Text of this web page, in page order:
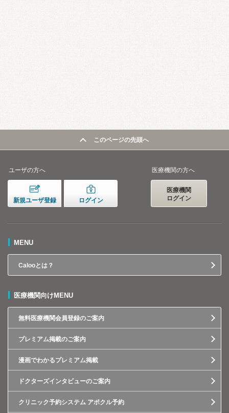
このページの先頭へ
ユーザの方へ
新規ユーザ登録 ログイン
医療機関の方へ
医療機関
ログイン
MENU
Calooとは？
医療機関向けMENU
無料医療機関会員登録のご案内
プレミアム掲載のご案内
漫画でわかるプレミアム掲載
ドクターズインタビューのご案内
クリニック予約システム アポクル予約